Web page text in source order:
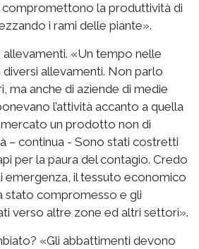
compromettono la produttività di
i rami delle piante».
allevamenti. «Un tempo nelle
diversi allevamenti. Non parlo
ma anche di aziende di medie
l’attività accanto a quella
un prodotto non di
– continua - Sono stati costretti
per la paura del contagio. Credo
emergenza, il tessuto economico
stato compromesso e gli
verso altre zone ed altri settori».
«Gli abbattimenti devono